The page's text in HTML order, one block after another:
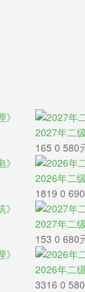
2027年二
165 0 580
2026年二
1819 0
2027年二
153 0 680
2026年二
3316 0